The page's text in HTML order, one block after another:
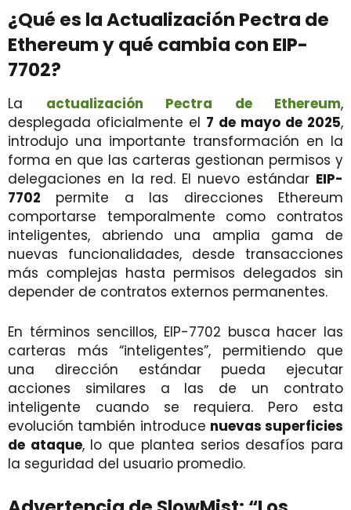
¿Qué es la Actualización Pectra de
Ethereum y qué cambia con EIP-
7702?
La actualización Pectra de Ethereum,
desplegada oficialmente el 7 de mayo de 2025,
introdujo una importante transformación en la
forma en que las carteras gestionan permisos y
delegaciones en la red. El nuevo estándar EIP-
7702 permite a las direcciones Ethereum
comportarse temporalmente como contratos
inteligentes, abriendo una amplia gama de
nuevas funcionalidades, desde transacciones
más complejas hasta permisos delegados sin
depender de contratos externos permanentes.
En términos sencillos, EIP-7702 busca hacer las
carteras más “inteligentes”, permitiendo que
una dirección estándar pueda ejecutar
acciones similares a las de un contrato
inteligente cuando se requiera. Pero esta
evolución también introduce nuevas superficies
de ataque, lo que plantea serios desafíos para
la seguridad del usuario promedio.